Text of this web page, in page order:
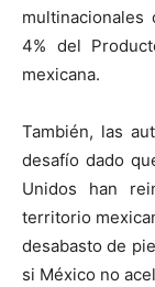
4% del
mexicana.
También, las
desafío dado
Unidos han
territorio
desabasto de
si México no